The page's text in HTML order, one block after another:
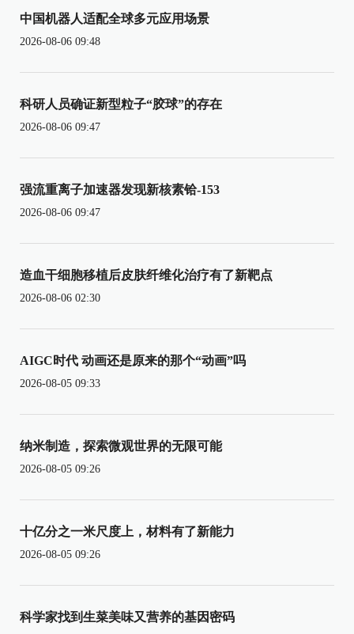
中国机器人适配全球多元应用场景
2026-08-06 09:48
科研人员确证新型粒子“胶球”的存在
2026-08-06 09:47
强流重离子加速器发现新核素铪-153
2026-08-06 09:47
造血干细胞移植后皮肤纤维化治疗有了新靶点
2026-08-06 02:30
AIGC时代 动画还是原来的那个“动画”吗
2026-08-05 09:33
纳米制造，探索微观世界的无限可能
2026-08-05 09:26
十亿分之一米尺度上，材料有了新能力
2026-08-05 09:26
科学家找到生菜美味又营养的基因密码